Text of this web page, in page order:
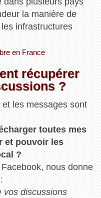
la manière de
infrastructures
en France
récupérer
?
et les messages sont
toutes mes
et pouvoir les
?
nous donne
vos discussions